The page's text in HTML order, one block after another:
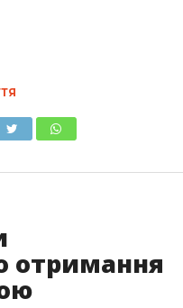
отримання